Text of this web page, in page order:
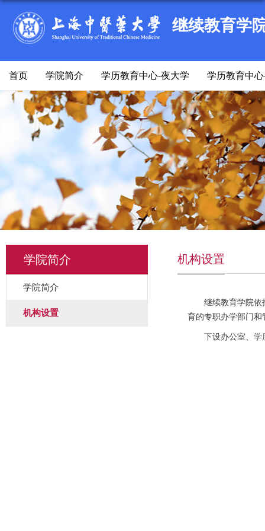
继续教育学
首页 学院简介 学历教育中心-夜大学 学历教育中
学院简介
学院简介
机构设置
机构设置
继续教育学院依托
育的专职办学部门和
下设办公室、 学